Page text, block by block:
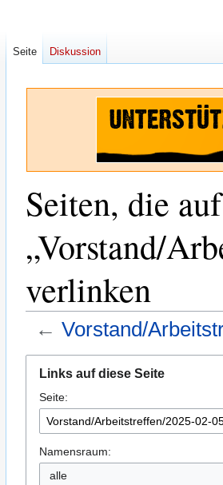
Seiten, die auf
„Vorstand/
verlinken
← Vorstand/
Navigation
springen
Suche
springen
Links auf diese Seite
Seite:
Namensraum:
alle
Seite Diskussion